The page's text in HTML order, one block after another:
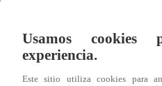
decisión: “Lo voy a intentar”.
¡No te pierdas el nuevo
Usamos
experiencia.
Este sitio utiliza cookies para